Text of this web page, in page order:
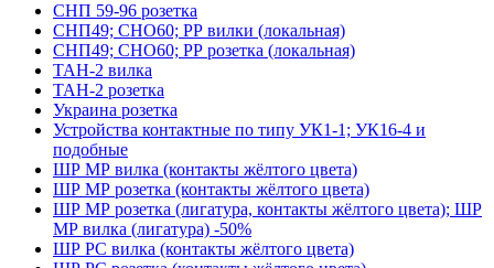
СНП 59-96 розетка
СНП49; СНО60; РР вилки (локальная)
СНП49; СНО60; РР розетка (локальная)
ТАН-2 вилка
ТАН-2 розетка
Украина розетка
Устройства контактные по типу УК1-1; УК16-4 и
подобные
ШР МР вилка (контакты жёлтого цвета)
ШР МР розетка (контакты жёлтого цвета)
ШР МР розетка (лигатура, контакты жёлтого цвета); ШР
МР вилка (лигатура) -50%
ШР РС вилка (контакты жёлтого цвета)